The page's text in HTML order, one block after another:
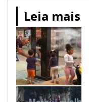
Leia mais